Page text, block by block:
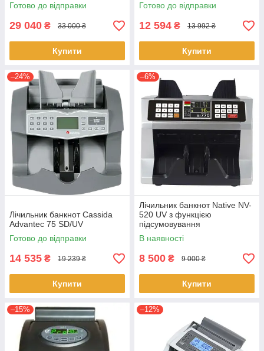
Готово до відправки
29 040 ₴ 33 000 ₴
Купити
Готово до відправки
12 594 ₴ 13 992 ₴
Купити
–24%
Лічильник банкнот Cassida
Advantec 75 SD/UV
Готово до відправки
14 535 ₴ 19 239 ₴
Купити
–6%
Лічильник банкнот Native NV-
520 UV з функцією
підсумовування
В наявності
8 500 ₴ 9 000 ₴
Купити
–15% –12%